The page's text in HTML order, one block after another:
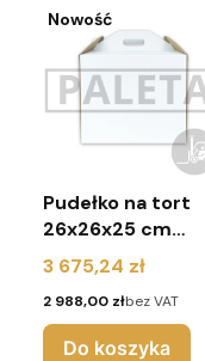
Nowość
Pudełko na tort
26x26x25 cm
(paleta 1200 szt.)
Cena
3 675,24 zł
Cena
2 988,00 złbez VAT
Do koszyka